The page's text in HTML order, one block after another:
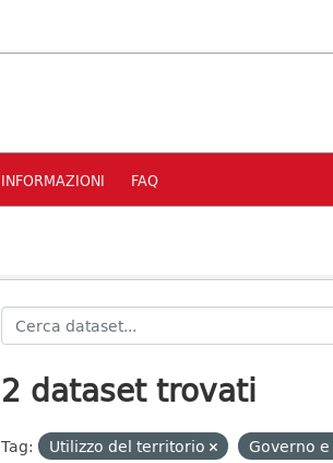
INFORMAZIONI FAQ
2 dataset trovati
Tag: Utilizzo del territorio
Governo